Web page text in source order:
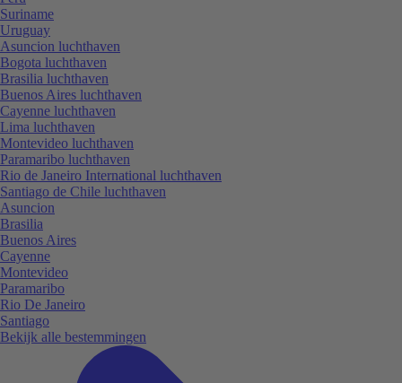
Suriname
Uruguay
Asuncion luchthaven
Bogota luchthaven
Brasilia luchthaven
Buenos Aires luchthaven
Cayenne luchthaven
Lima luchthaven
Montevideo luchthaven
Paramaribo luchthaven
Rio de Janeiro International luchthaven
Santiago de Chile luchthaven
Asuncion
Brasilia
Buenos Aires
Cayenne
Montevideo
Paramaribo
Rio De Janeiro
Santiago
Bekijk alle bestemmingen